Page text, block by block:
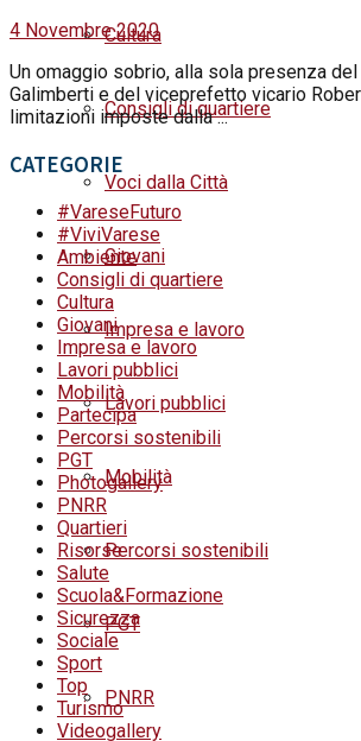
Cultura
Consigli di quartiere
Voci dalla Città
Giovani
Impresa e lavoro
Lavori pubblici
Mobilità
Percorsi sostenibili
PGT
PNRR
4 Novembre 2020
Un omaggio sobrio, alla sola presenza
Galimberti e del viceprefetto vicario
limitazioni imposte dalla ...
CATEGORIE
#VareseFuturo
#ViviVarese
Ambiente
Consigli di quartiere
Cultura
Giovani
Impresa e lavoro
Lavori pubblici
Mobilità
Partecipa
Percorsi sostenibili
PGT
Photogallery
PNRR
Quartieri
Risorse
Salute
Scuola&Formazione
Sicurezza
Sociale
Sport
Top
Turismo
Videogallery